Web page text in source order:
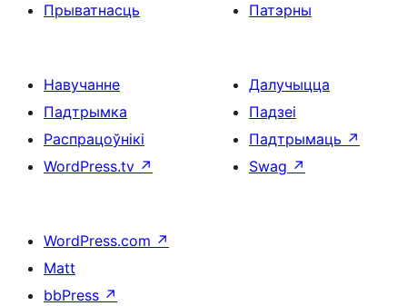
Прыватнасць
Патэрны
Навучанне
Падтрымка
Распрацоўнікі
WordPress.tv ↗
Далучыцца
Падзеі
Падтрымаць ↗
Swag ↗
WordPress.com ↗
Matt
bbPress ↗